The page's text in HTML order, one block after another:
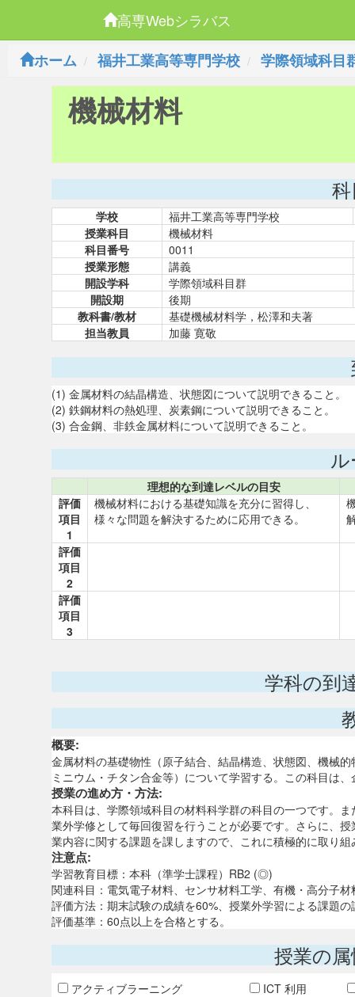
高専Webシラバス
ホーム
福井工業高等専門学校 学際領域科目
機械材料
学校
福井工業高等専門学校
授業科目
機械材料
科目番号
0011
授業形態
講義
開設学科
学際領域科目群
開設期
後期
教科書/教材
基礎機械材料学，松澤和夫著
担当教員
加藤 寛敬
(1) 金属材料の結晶構造、状態図について説明できること。
(2) 鉄鋼材料の熱処理、炭素鋼について説明できること。
(3) 合金鋼、非鉄金属材料について説明できること。
理想的な到達レベルの目安
評価
項目
1
機械材料における基礎知識を充分に習得し、
様々な問題を解決するために応用できる。
評価
項目
2
評価
項目
3
学科の到
概要:
金属材料の基礎物性（原子結合、結晶構造、状態図、機械
ミニウム・チタン合金等）について学習する。この科目は
授業の進め方・方法:
本科目は、学際領域科目の材料科学群の科目の一つです。
業外学修として毎回復習を行うことが必要です。さらに、
業内容に関する課題を課しますので、これに積極的に取り
注意点:
学習教育目標：本科（準学士課程）RB2 (◎)
関連科目：電気電子材料、センサ材料工学、有機・高分子
評価方法：期末試験の成績を60%、授業外学習による課題
評価基準：60点以上を合格とする。
授業の
アクティブラーニング ICT 利用